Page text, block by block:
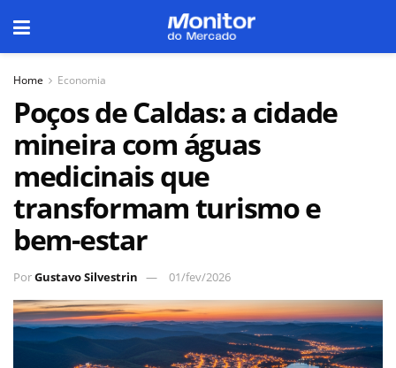
Home Economia
Poços de Caldas: a cidade
mineira com águas
medicinais que
transformam turismo e
bem-estar
PorGustavo Silvestrin 01/fev/2026